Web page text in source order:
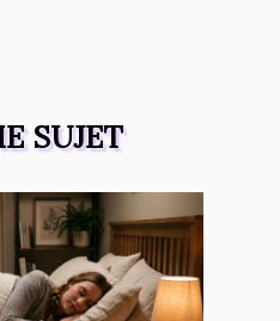
SUJET